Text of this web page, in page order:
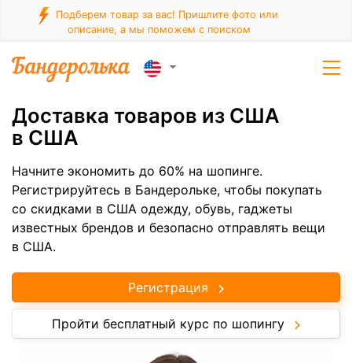
Подберем товар за вас! Пришлите фото или
описание, а мы поможем с поиском
Доставка товаров из США
в США
Начните экономить до 60% на шопинге.
Регистрируйтесь в Бандерольке, чтобы покупать
со скидками в США одежду, обувь, гаджеты
известных брендов и безопасно отправлять вещи
в США.
Регистрация
Пройти бесплатный курс по шопингу